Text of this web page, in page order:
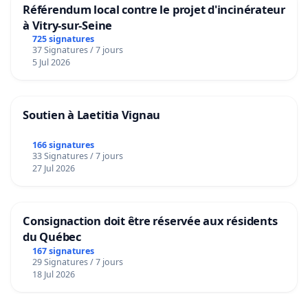
Référendum local contre le projet d'incinérateur
à Vitry-sur-Seine
725 signatures
37 Signatures / 7 jours
5 Jul 2026
Soutien à Laetitia Vignau
166 signatures
33 Signatures / 7 jours
27 Jul 2026
Consignaction doit être réservée aux résidents
du Québec
167 signatures
29 Signatures / 7 jours
18 Jul 2026